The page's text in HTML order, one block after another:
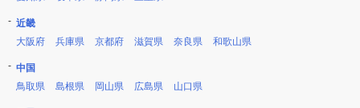
近畿
大阪府
兵庫県 京都府 滋賀県 奈良県 和歌山県
中国
鳥取県
島根県 岡山県 広島県 山口県